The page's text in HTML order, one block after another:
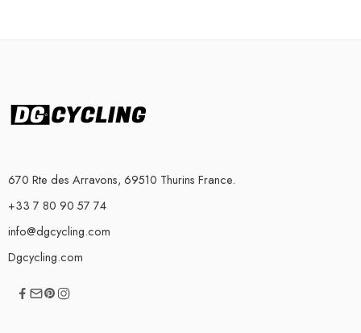
670 Rte des Arravons, 69510 Thurins France.
+33 7 80 90 57 74
info@dgcycling.com
Dgcycling.com